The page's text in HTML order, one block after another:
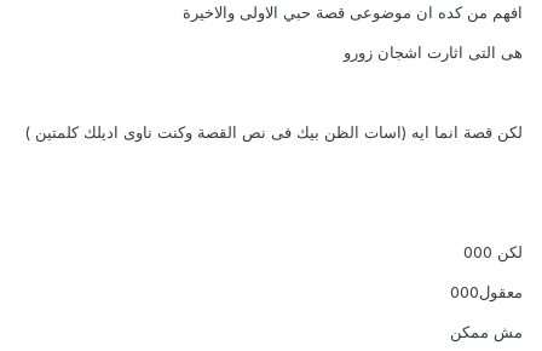
افهم من كده ان موضوعى قصة حبي الاولى والاخيرة
هى التى اثارت اشجان زورو
لكن قصة انما ايه (اسات الظن بيك فى نص القصة وكنت ناوى اديلك كلمتين )
لكن 000
معقول000
مش ممكن